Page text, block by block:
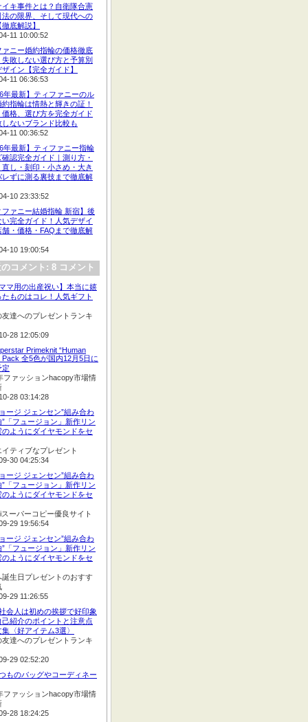
イキ事件とは？自衛隊合憲
法の限界、そして現代への
底解説】
11 10:00:52
ァニー婚約指輪の価格徹底
失敗しない選び方と予算別
ザイン【完全ガイド】
11 06:36:53
年最新】ティファニーのル
約指輪は情熱と輝きの証！
価格、選び方を完全ガイド
しないブランド比較も
11 00:36:52
年最新】ティファニー指輪
認完全ガイド｜測り方・
直し・刻印・小さめ・大き
レずに測る裏技まで徹底解
10 23:33:52
ファニー結婚指輪 新宿】後
い完全ガイド！人気デザイ
舗・価格・FAQまで徹底解
10 19:00:54
コメント: 8 コメント
マ用の出産祝い】本当に嬉
たものはコレ！人気ギフト
友達へのプレゼントランキ
28 12:05:09
Primeknit “Human
Pack 全5色が国内12月5日に
定
ファッションhacopy市場情
28 03:14:28
ージ ジェンセン”組み合わ
”「フュージョン」新作リン
のようにダイヤモンドをセ
イティブなプレゼント
30 04:25:34
ージ ジェンセン”組み合わ
”「フュージョン」新作リン
のようにダイヤモンドをセ
ーパーコピー優良サイト
29 19:56:54
ージ ジェンセン”組み合わ
”「フュージョン」新作リン
のようにダイヤモンドをセ
誕生日プレゼントのおすす
29 11:26:55
会人は初めの挨拶で好印象
己紹介のポイントと注意点
集〈好アイテム3選〉
友達へのプレゼントランキ
29 02:52:20
ものバッグやコーディネー
ファッションhacopy市場情
28 18:24:25